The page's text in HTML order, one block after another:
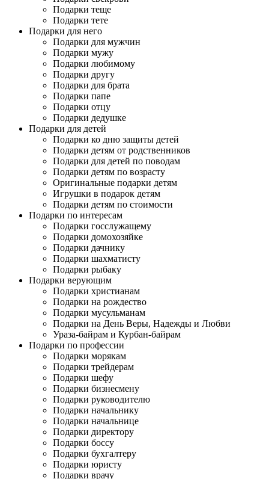
Подарки теще
Подарки тете
Подарки для него
Подарки для мужчин
Подарки мужу
Подарки любимому
Подарки другу
Подарки для брата
Подарки папе
Подарки отцу
Подарки дедушке
Подарки для детей
Подарки ко дню защиты детей
Подарки детям от родственников
Подарки для детей по поводам
Подарки детям по возрасту
Оригинальные подарки детям
Игрушки в подарок детям
Подарки детям по стоимости
Подарки по интересам
Подарки госслужащему
Подарки домохозяйке
Подарки дачнику
Подарки шахматисту
Подарки рыбаку
Подарки верующим
Подарки христианам
Подарки на рождество
Подарки мусульманам
Подарки на День Веры, Надежды и Любви
Ураза-байрам и Курбан-байрам
Подарки по профессии
Подарки морякам
Подарки трейдерам
Подарки шефу
Подарки бизнесмену
Подарки руководителю
Подарки начальнику
Подарки начальнице
Подарки директору
Подарки боссу
Подарки бухгалтеру
Подарки юристу
Подарки врачу